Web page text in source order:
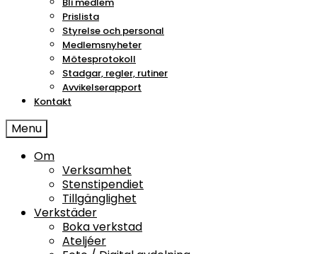
Prislista
Styrelse och personal
Medlemsnyheter
Mötesprotokoll
Stadgar, regler, rutiner
Avvikelserapport
Kontakt
Menu
Om
Verksamhet
Stenstipendiet
Tillgänglighet
Verkstäder
Boka verkstad
Ateljéer